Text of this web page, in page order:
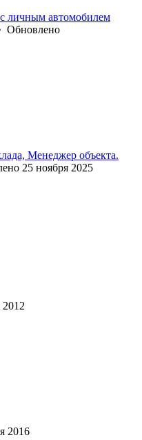
личным автомобилем
Обновлено
Менеджер объекта.
25 ноября 2025
2012
2016